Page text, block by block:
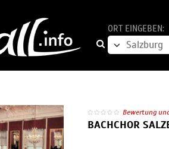
ORT EINGEBEN:
Bewertung
BACHCHOR